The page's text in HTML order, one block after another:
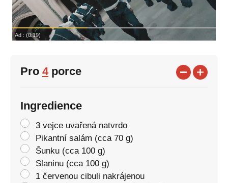
Pro 4porce
Ingredience
3 vejce uvařená natvrdo
Pikantní salám (cca 70 g)
Šunku (cca 100 g)
Slaninu (cca 100 g)
1 červenou cibuli nakrájenou